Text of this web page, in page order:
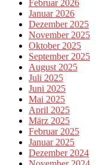
Februar 2026
Januar 2026
Dezember 2025
November 2025
Oktober 2025
September 2025
August 2025
Juli 2025
Juni 2025
Mai 2025
April 2025
März 2025
Februar 2025
Januar 2025
Dezember 2024